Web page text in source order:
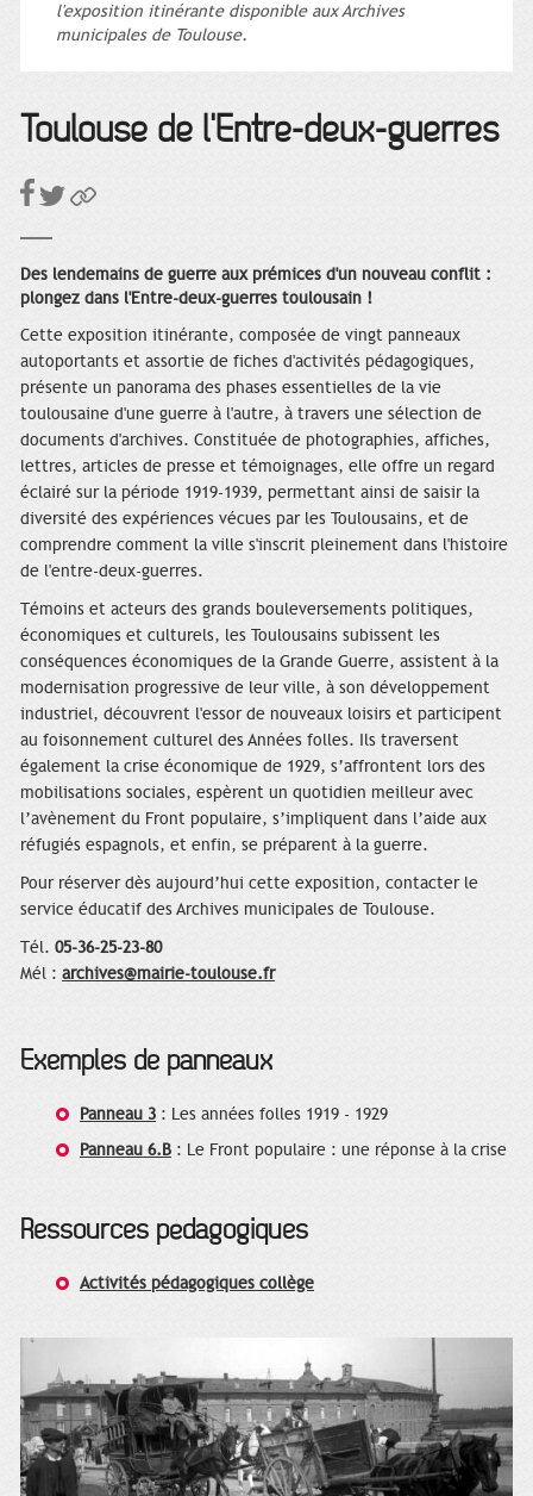
l'exposition itinérante disponible aux Archives
municipales de Toulouse.
Toulouse de l'Entre-deux-guerres
Des lendemains de guerre aux prémices d'un nouveau conflit :
plongez dans l'Entre-deux-guerres toulousain !
Cette exposition itinérante, composée de vingt panneaux
autoportants et assortie de fiches d'activités pédagogiques,
présente un panorama des phases essentielles de la vie
toulousaine d'une guerre à l'autre, à travers une sélection de
documents d'archives. Constituée de photographies, affiches,
lettres, articles de presse et témoignages, elle offre un regard
éclairé sur la période 1919-1939, permettant ainsi de saisir la
diversité des expériences vécues par les Toulousains, et de
comprendre comment la ville s'inscrit pleinement dans l'histoire
de l'entre-deux-guerres.
Témoins et acteurs des grands bouleversements politiques,
économiques et culturels, les Toulousains subissent les
conséquences économiques de la Grande Guerre, assistent à la
modernisation progressive de leur ville, à son développement
industriel, découvrent l'essor de nouveaux loisirs et participent
au foisonnement culturel des Années folles. Ils traversent
également la crise économique de 1929, s’affrontent lors des
mobilisations sociales, espèrent un quotidien meilleur avec
l’avènement du Front populaire, s’impliquent dans l’aide aux
réfugiés espagnols, et enfin, se préparent à la guerre.
Pour réserver dès aujourd’hui cette exposition, contacter le
service éducatif des Archives municipales de Toulouse.
Tél. 05-36-25-23-80
Mél : archives@mairie-toulouse.fr
Exemples de panneaux
Panneau 3 : Les années folles 1919 - 1929
Panneau 6.B : Le Front populaire : une réponse à la crise
Ressources pédagogiques
Activités pédagogiques collège